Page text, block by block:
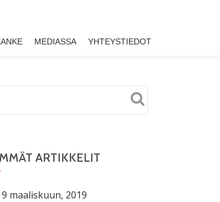
MEDIASSA YHTEYSTIEDOT
ARTIKKELIT
9 maaliskuun, 2019